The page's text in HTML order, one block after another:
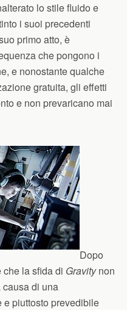
lo stile fluido e
i suoi precedenti
primo atto, è
che pongono i
e nonostante qualche
gratuita, gli effetti
e non prevaricano mai
Dopo
la sfida di Gravitynon
di una
piuttosto prevedibile